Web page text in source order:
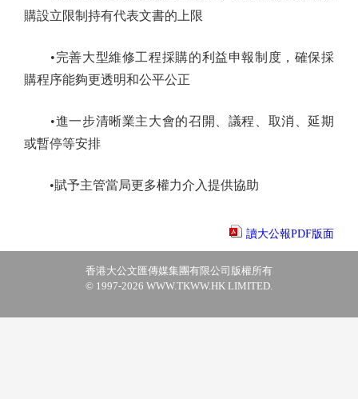
購設立限制持有代表文書的上限
•完善大型維修工程採購的利益申報制度，確保採
購程序能夠更透明和公平公正
•進一步清晰業主大會的召開、議程、取消、延期
或暫停等安排
•賦予主管當局更多權力介入提供協助
讀大公報PDF版面
香港大公文匯傳媒集團有限公司版權所有
© 1997-2026 WWW.TKWW.HK LIMITED.